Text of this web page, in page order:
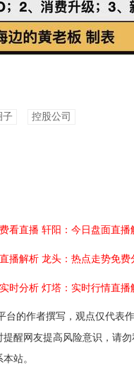
子 控股公司
看直播 轩阳：今日盘面直播
播解析 龙头：热点走势免费
时分析 灯塔：实时行情直播
台的作者撰写，观点仅代表
醒网友提高风险意识，请
站。